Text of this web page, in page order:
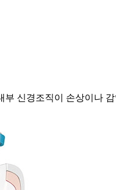
신경조직이 손상이나